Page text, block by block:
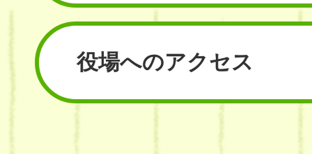
役場へのアクセス